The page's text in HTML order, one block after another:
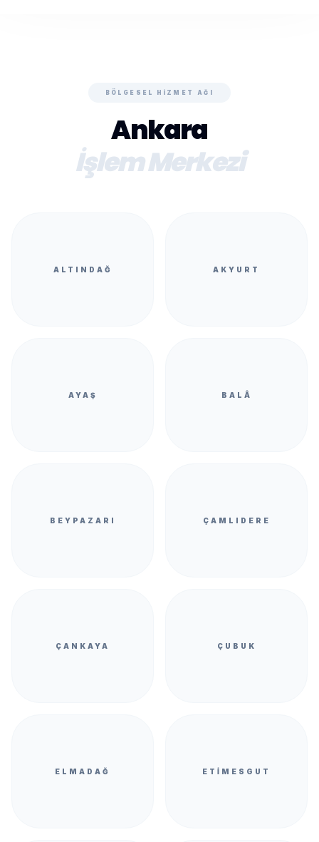
BÖLGESEL HIZMET AĞI
Ankara
İşlem Merkezi
ALTINDAĞ AKYURT
AYAŞ BALÂ
BEYPAZARI ÇAMLIDERE
ÇANKAYA ÇUBUK
ELMADAĞ ETIMESGUT